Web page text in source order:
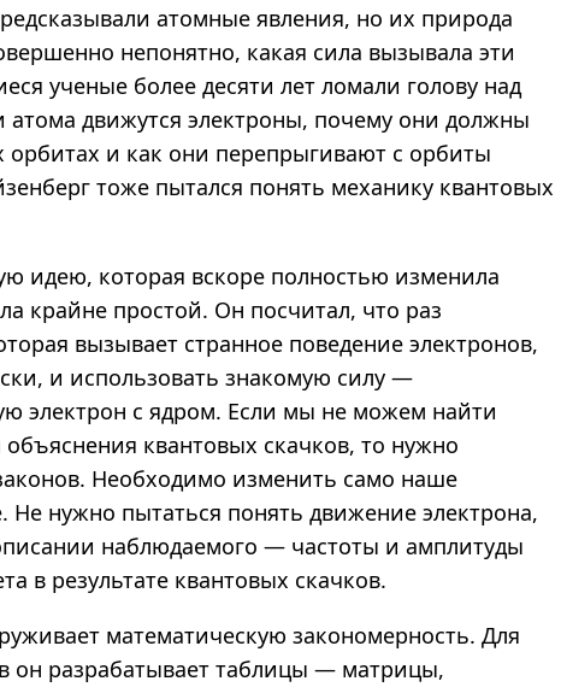
атомные явления, но их природа
непонятно, какая сила вызывала эти
ученые более десяти лет ломали голову над
атома движутся электроны, почему они должны
орбитах и как они перепрыгивают с орбиты
тоже пытался понять механику квантовых
идею, которая вскоре полностью изменила
крайне простой. Он посчитал, что раз
вызывает странное поведение электронов,
и использовать знакомую силу —
электрон с ядром. Если мы не можем найти
квантовых скачков, то нужно
Необходимо изменить само наше
Не нужно пытаться понять движение электрона,
наблюдаемого — частоты и амплитуды
в результате квантовых скачков.
математическую закономерность. Для
он разрабатывает таблицы — матрицы,